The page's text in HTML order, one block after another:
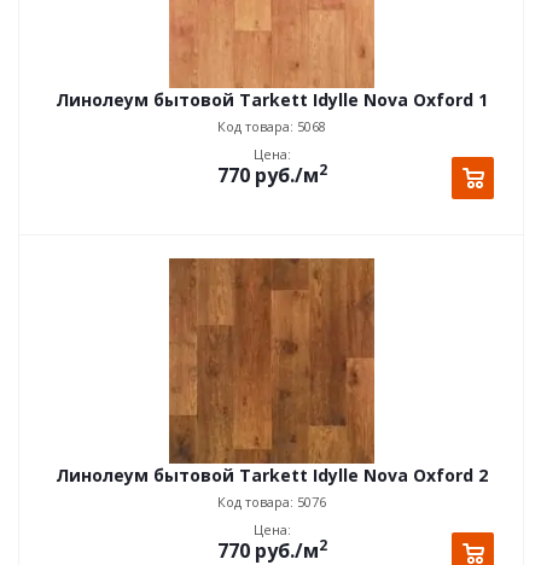
Линолеум бытовой Tarkett Idylle Nova Oxford 1
Код товара: 5068
Цена:
770руб./м2
Линолеум бытовой Tarkett Idylle Nova Oxford 2
Код товара: 5076
Цена:
770руб./м2